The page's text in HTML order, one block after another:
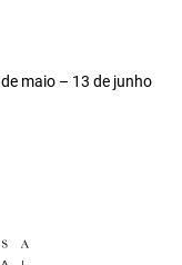
maio – 13 de junho